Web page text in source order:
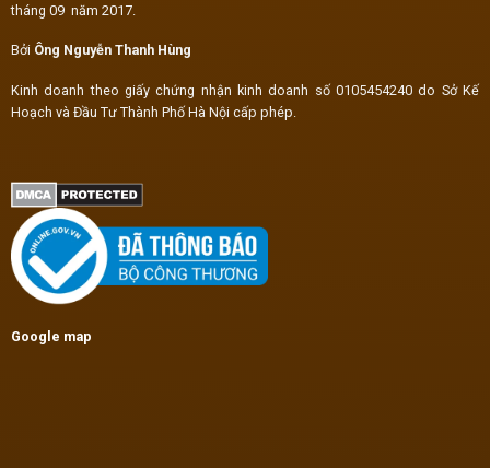
tháng 09 năm 2017.
Bởi Ông Nguyễn Thanh Hùng
Kinh doanh theo giấy chứng nhận kinh doanh số 0105454240 do Sở Kế
Hoạch và Đầu Tư Thành Phố Hà Nội cấp phép.
Google map